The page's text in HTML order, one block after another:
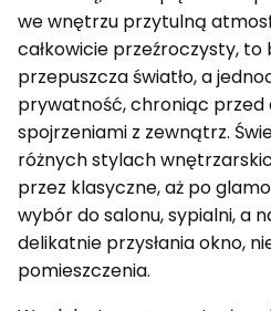
we wnętrzu przytulną
całkowicie przeźroczysty,
przepuszcza światło, a
prywatność, chroniąc przed
spojrzeniami z zewnątrz.
różnych stylach
przez klasyczne, aż po
wybór do salonu, sypialni, a
delikatnie przysłania okno,
pomieszczenia.